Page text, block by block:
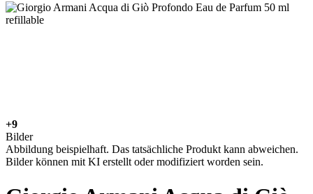
+9
Bilder
Abbildung beispielhaft. Das tatsächliche Produkt kann abweichen.
Bilder können mit KI erstellt oder modifiziert worden sein.